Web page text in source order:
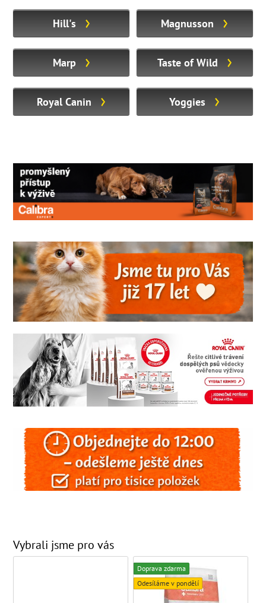
Hill's Magnusson
Marp Taste of Wild
Royal Canin Yoggies
Vybrali jsme pro vás
Doprava zdarma
Odesíláme v pondělí